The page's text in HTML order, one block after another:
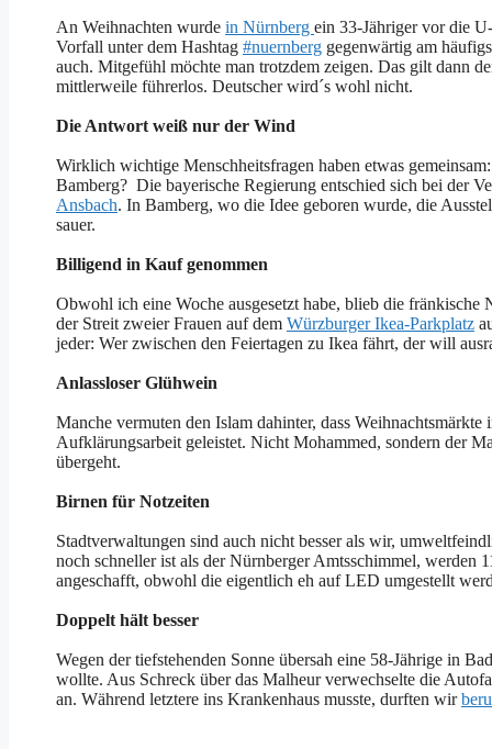
An Weihnachten wurde in Nürnberg ein 33-Jähriger vor die
Vorfall unter dem Hashtag #nuernberg gegenwärtig am
auch. Mitgefühl möchte man trotzdem zeigen. Das gilt dann
mittlerweile führerlos. Deutscher wird´s wohl nicht.
Die Antwort weiß nur der Wind
Wirklich wichtige Menschheitsfragen haben etwas
Bamberg? Die bayerische Regierung entschied sich bei der
Ansbach. In Bamberg, wo die Idee geboren wurde, die
sauer.
Billigend in Kauf genommen
Obwohl ich eine Woche ausgesetzt habe, blieb die
der Streit zweier Frauen auf dem Würzburger Ikea-Parkplatz
jeder: Wer zwischen den Feiertagen zu Ikea fährt, der will
Anlassloser Glühwein
Manche vermuten den Islam dahinter, dass
Aufklärungsarbeit geleistet. Nicht Mohammed, sondern der
übergeht.
Birnen für Notzeiten
Stadtverwaltungen sind auch nicht besser als wir,
noch schneller ist als der Nürnberger Amtsschimmel, werden
angeschafft, obwohl die eigentlich eh auf LED umgestellt
Doppelt hält besser
Wegen der tiefstehenden Sonne übersah eine 58-Jährige in
wollte. Aus Schreck über das Malheur verwechselte die
an. Während letztere ins Krankenhaus musste, durften wir